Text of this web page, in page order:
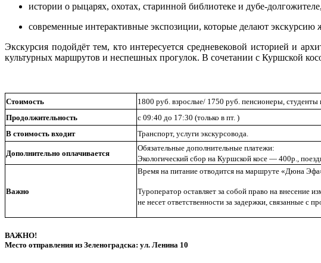
истории о рыцарях, охотах, старинной библиотеке и дубе-
современные интерактивные экспозиции, которые делают экскурсию
Экскурсия подойдёт тем, кто интересуется средневековой историей и
культурных маршрутов и неспешных прогулок. В сочетании с Куршской
Стоимость
1800 руб. взрослые/ 1750 руб. пенсионеры, студенты
Продолжительность
с 09:40 до 17:30 (только в пт. )
В стоимость входит
Транспорт, услуги экскурсовода.
Дополнительно оплачивается
Обязательные дополнительные платежи:
Экологический сбор на Куршской косе — 400р.,
Важно
Время на питание отводится на маршруте «Дюна
Туроператор оставляет за собой право на внесение
не несет ответственности за задержки, связанные с
ВАЖНО!
Место отправления из Зеленоградска: ул. Ленина 10